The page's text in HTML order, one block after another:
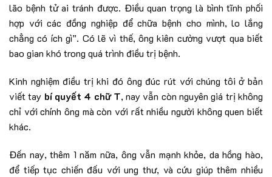
lão bệnh tử ai tránh được. Điều quan trọng là bình tĩnh phối
hợp với các đồng nghiệp để chữa bệnh cho mình, lo lắng
chẳng có ích gì”. Có lẽ vì thế, ông kiên cường vượt qua biết
bao gian khó trong quá trình điều trị bệnh.
Kinh nghiệm điều trị khi đó ông đúc rút với chúng tôi ở bản
viết tay bí quyết 4 chữ T, nay vẫn còn nguyên giá trị không
chỉ với chính ông mà còn với rất nhiều người không quen biết
khác.
Đến nay, thêm 1 năm nữa, ông vẫn mạnh khỏe, da hồng hào,
để tiếp tục chiến đấu với ung thư, và cứu giúp thêm nhiều